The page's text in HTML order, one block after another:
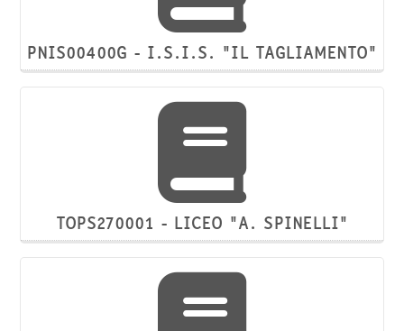
PNIS00400G - I.S.I.S. "IL TAGLIAMENTO"
TOPS270001 - LICEO "A. SPINELLI"